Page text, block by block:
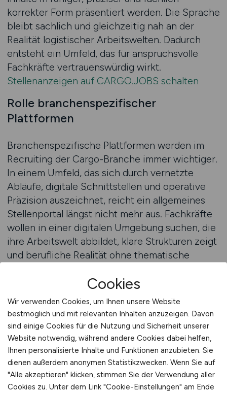
korrekter Form präsentiert werden. Die Sprache
bleibt sachlich und gleichzeitig nah an der
Realität logistischer Arbeitswelten. Dadurch
entsteht ein Umfeld, das für anspruchsvolle
Fachkräfte vertrauenswürdig wirkt.
Stellenanzeigen auf CARGO.JOBS schalten
Rolle branchenspezifischer
Plattformen
Branchenspezifische Plattformen werden im
Recruiting der Cargo-Branche immer wichtiger.
In einem Umfeld, das sich durch vernetzte
Abläufe, digitale Schnittstellen und operative
Präzision auszeichnet, reicht ein allgemeines
Stellenportal längst nicht mehr aus. Fachkräfte
wollen in einer digitalen Umgebung suchen, die
ihre Arbeitswelt abbildet, klare Strukturen zeigt
und berufliche Realität ohne thematische
diese Anforderungen konsequent. Die Plattform
vereint die gesamte Transport- und
Logistiklandschaft in einem professionellen,
ruhigen und klar fokussierten Rahmen, den
Bewerber sofort verstehen.
Arbeitgeber profitieren davon, dass ihre
Stellenangebote nicht zwischen
branchenfremden Anzeigen verschwinden. Die
Cookies
Wir verwenden Cookies, um Ihnen unsere Website
bestmöglich und mit relevanten Inhalten anzuzeigen. Davon
sind einige Cookies für die Nutzung und Sicherheit unserer
Website notwendig, während andere Cookies dabei helfen,
Ihnen personalisierte Inhalte und Funktionen anzubieten. Sie
dienen außerdem anonymen Statistikzwecken. Wenn Sie auf
"Alle akzeptieren" klicken, stimmen Sie der Verwendung aller
Cookies zu. Unter dem Link "Cookie-Einstellungen" am Ende